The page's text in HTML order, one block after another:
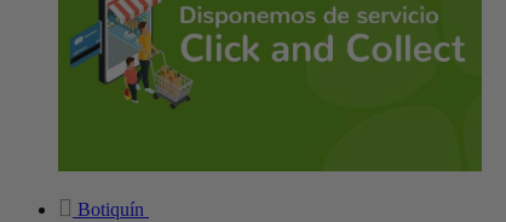
Botiquín